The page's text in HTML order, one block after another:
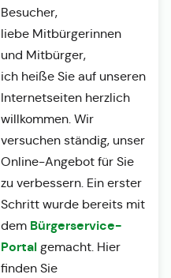
Besucher,
liebe Mitbürgerinnen
und Mitbürger,
ich heiße Sie auf unseren
Internetseiten herzlich
willkommen. Wir
versuchen ständig, unser
Online-Angebot für Sie
zu verbessern. Ein erster
Schritt wurde bereits mit
dem Bürgerservice-
Portalgemacht. Hier
finden Sie